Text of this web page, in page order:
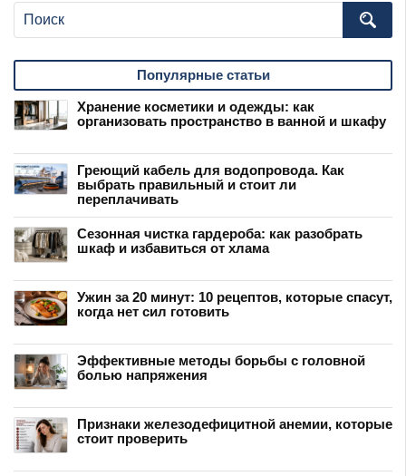
Популярные статьи
Хранение косметики и одежды: как
организовать пространство в ванной и шкафу
Греющий кабель для водопровода. Как
выбрать правильный и стоит ли
переплачивать
Сезонная чистка гардероба: как разобрать
шкаф и избавиться от хлама
Ужин за 20 минут: 10 рецептов, которые спасут,
когда нет сил готовить
Эффективные методы борьбы с головной
болью напряжения
Признаки железодефицитной анемии, которые
стоит проверить